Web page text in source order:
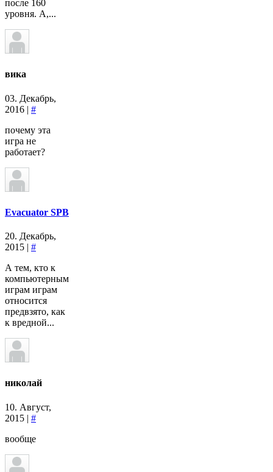
после 160
уровня. А,...
вика
03. Декабрь,
2016 | #
почему эта
игра не
работает?
Evacuator SPB
20. Декабрь,
2015 | #
А тем, кто к
компьютерным
играм играм
относится
предвзято, как
к вредной...
николай
10. Август,
2015 | #
вообще